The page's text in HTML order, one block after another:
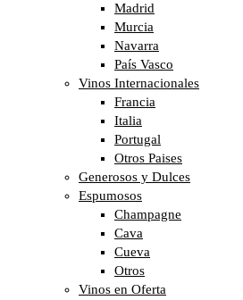
Madrid
Murcia
Navarra
País Vasco
Vinos Internacionales
Francia
Italia
Portugal
Otros Paises
Generosos y Dulces
Espumosos
Champagne
Cava
Cueva
Otros
Vinos en Oferta